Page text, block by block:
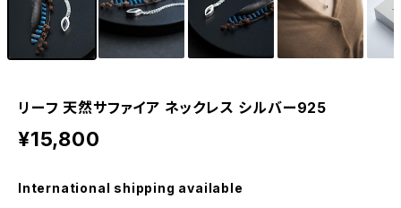
リーフ 天然サファイア ネックレス シルバー925
¥15,800
International shipping available